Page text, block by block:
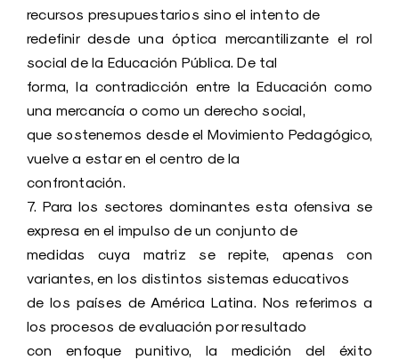
recursos presupuestarios sino el intento de
redefinir desde una óptica mercantilizante el rol
social de la Educación Pública. De tal
forma, la contradicción entre la Educación como
una mercancía o como un derecho social,
que sostenemos desde el Movimiento Pedagógico,
vuelve a estar en el centro de la
confrontación.
7. Para los sectores dominantes esta ofensiva se
expresa en el impulso de un conjunto de
medidas cuya matriz se repite, apenas con
variantes, en los distintos sistemas educativos
de los países de América Latina. Nos referimos a
los procesos de evaluación por resultado
con enfoque punitivo, la medición del éxito